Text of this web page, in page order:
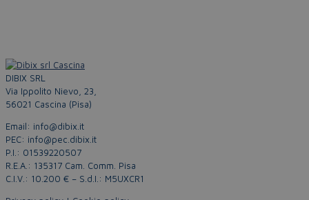
DIBIX SRL
Via Ippolito Nievo, 23,
56021 Cascina (Pisa)
Email: info@dibix.it
PEC: info@pec.dibix.it
P.I.: 01539220507
R.E.A.: 135317 Cam. Comm. Pisa
C.I.V.: 10.200 € – S.d.I.: M5UXCR1